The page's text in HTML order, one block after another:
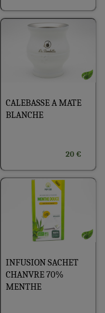
CALEBASSE A MATE
BLANCHE
20 €
INFUSION SACHET
CHANVRE 70%
MENTHE